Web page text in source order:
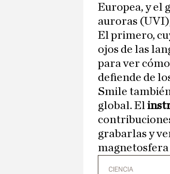
Europea, y el
auroras
El primero,
ojos de las
para ver
defiende de
Smile
global. El
grabarlas y
CIENCIA